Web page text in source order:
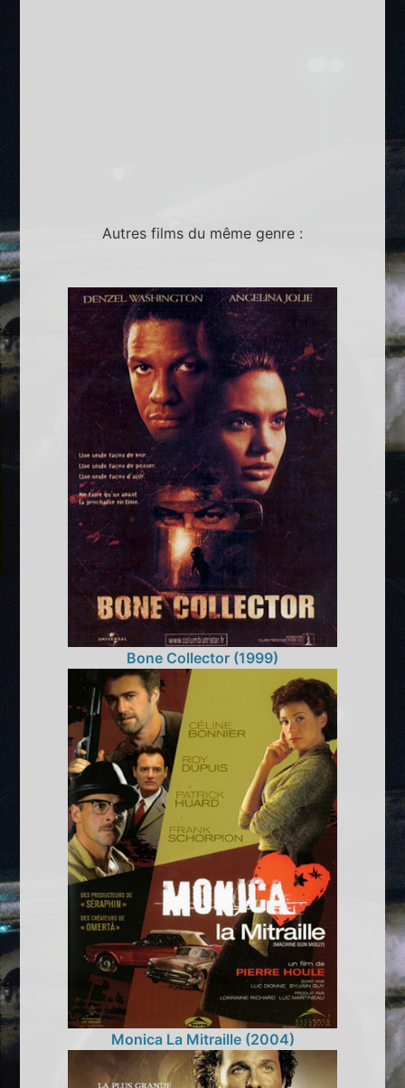
Autres films du même genre :
Bone Collector (1999)
Monica La Mitraille (2004)